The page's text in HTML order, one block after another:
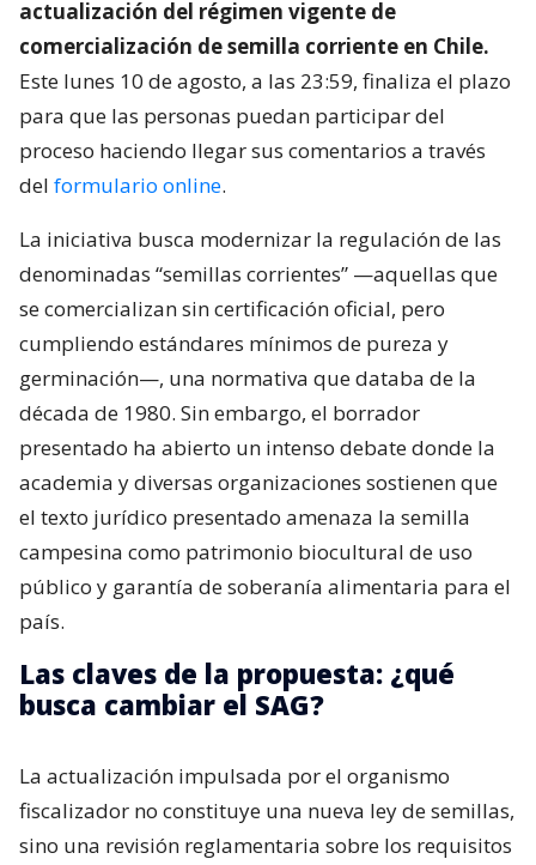
actualización del régimen vigente de
comercialización de semilla corriente en Chile.
Este lunes 10 de agosto, a las 23:59, finaliza el plazo
para que las personas puedan participar del
proceso haciendo llegar sus comentarios a través
del formulario online.
La iniciativa busca modernizar la regulación de las
denominadas “semillas corrientes” —aquellas que
se comercializan sin certificación oficial, pero
cumpliendo estándares mínimos de pureza y
germinación—, una normativa que databa de la
década de 1980. Sin embargo, el borrador
presentado ha abierto un intenso debate donde la
academia y diversas organizaciones sostienen que
el texto jurídico presentado amenaza la semilla
campesina como patrimonio biocultural de uso
público y garantía de soberanía alimentaria para el
país.
Las claves de la propuesta: ¿qué
busca cambiar el SAG?
La actualización impulsada por el organismo
fiscalizador no constituye una nueva ley de semillas,
sino una revisión reglamentaria sobre los requisitos